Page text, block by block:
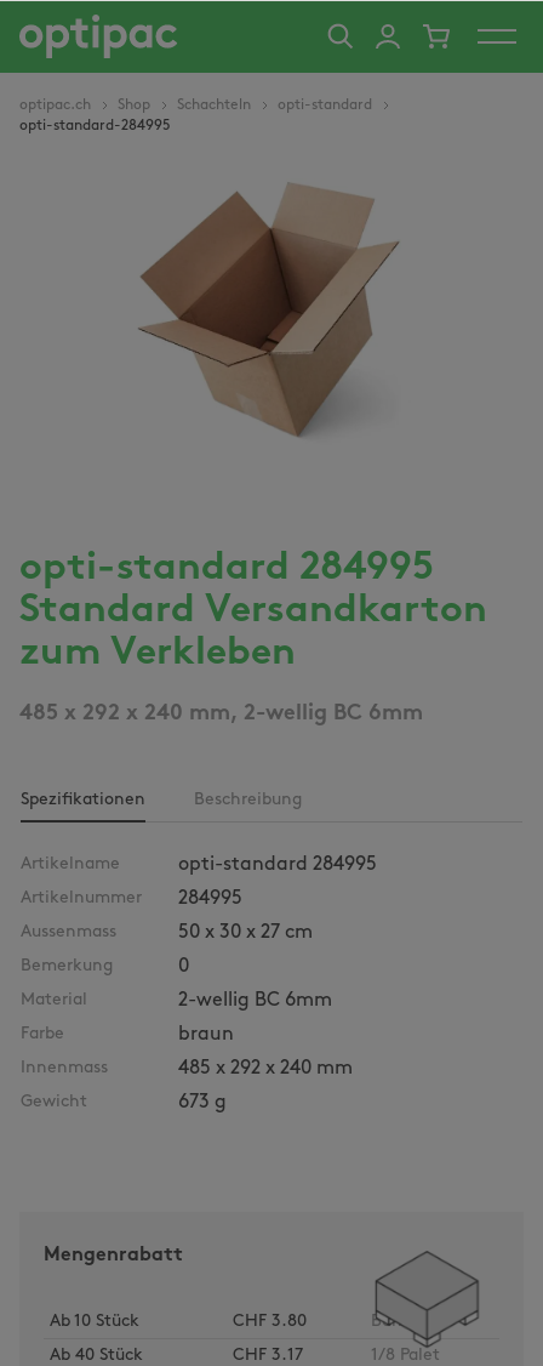
springen
optipac.ch Shop Schachteln
opti-standard
opti-standard-284995
Bildergalerie überspringen
opti-standard 284995
Standard Versandkarton
zum Verkleben
485 x 292 x 240 mm, 2-wellig BC 6mm
Spezifikationen Beschreibung
Artikelname opti-standard 284995
Artikelnummer 284995
Aussenmass 50 x 30 x 27 cm
Bemerkung 0
Material 2-wellig BC 6mm
Farbe braun
Innenmass 485 x 292 x 240 mm
Gewicht 673 g
Mengenrabatt
Ab 10 Stück CHF 3.80
Bund
Ab 40 Stück CHF 3.17
1/8 Palet